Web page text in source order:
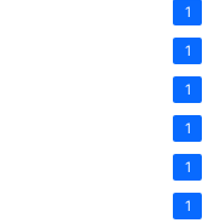
1
1
1
1
1
1